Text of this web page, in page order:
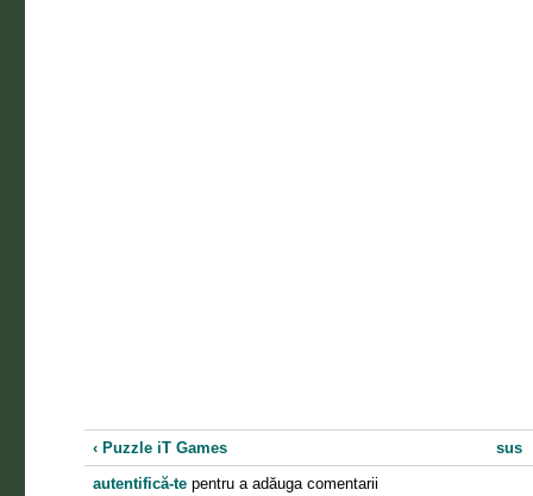
‹ Puzzle iT Games sus
autentifică-tepentru a adăuga comentarii